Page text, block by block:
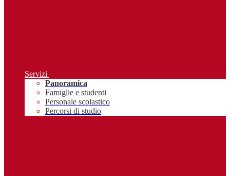
Servizi
Panoramica
Famiglie e studenti
Personale scolastico
Percorsi di studio